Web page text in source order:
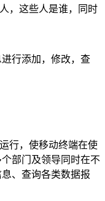
，这些人是谁，同时
行添加，修改，查
行，使移动终端在使
部门及领导同时在不
、查询各类数据报